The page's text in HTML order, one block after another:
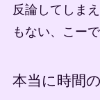
反論してしま
もない、こー
本当に時間